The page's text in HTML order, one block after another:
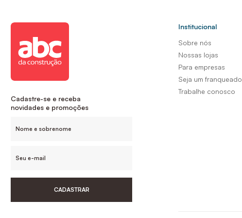
Cadastre-se e receba
novidades e promoções
CADASTRAR
Institucional
Sobre nós
Nossas lojas
Para empresas
Seja um franqueado
Trabalhe conosco